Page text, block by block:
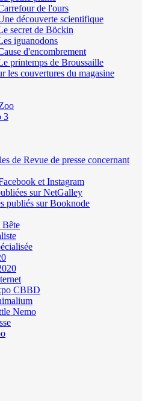
de l'ours
découverte scientifique
secret de Böckin
iguanodons
d'encombrement
printemps de Broussaille
les couvertures du magasine
3
de Revue de presse concernant
et Instagram
sur NetGalley
publiés sur Booknode
Bête
CBBD
Nemo